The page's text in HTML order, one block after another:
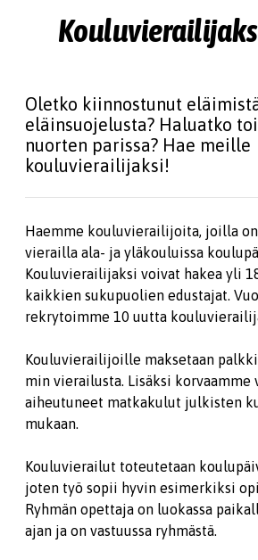
Oletko kiinnostunut
eläinsuojelusta? Haluatko
nuorten parissa? Hae meille
kouluvierailijaksi!
Haemme kouluvierailijoita, joilla
vierailla ala- ja yläkouluissa
Kouluvierailijaksi voivat hakea yli
kaikkien sukupuolien edustajat.
rekrytoimme 10 uutta
Kouluvierailijoille maksetaan
min vierailusta. Lisäksi korvaamme
aiheutuneet matkakulut julkisten
mukaan.
Kouluvierailut toteutetaan
joten työ sopii hyvin esimerkiksi
Ryhmän opettaja on luokassa
ajan ja on vastuussa ryhmästä.